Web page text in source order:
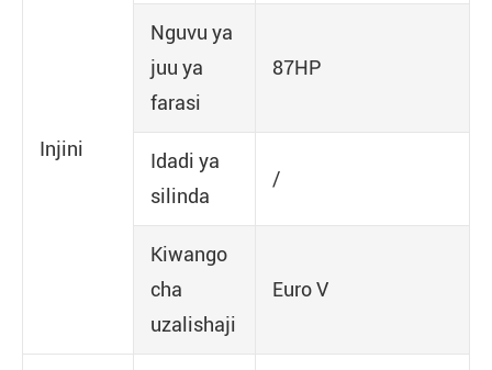
Injini
Nguvu ya
juu ya
farasi
87HP
Idadi ya
silinda
/
Kiwango
cha
uzalishaji
Euro V